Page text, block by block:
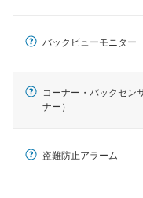
バックビューモニター
コーナー・バックセン
ナー）
盗難防止アラーム